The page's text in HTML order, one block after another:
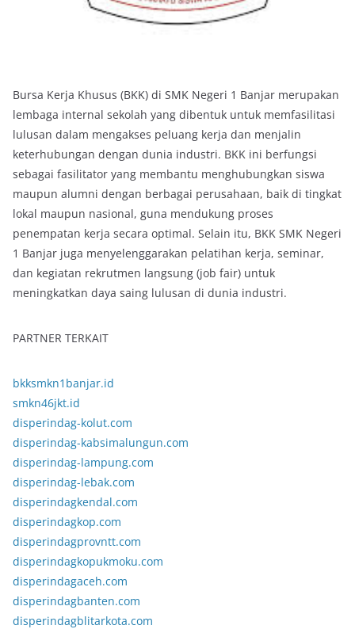
Bursa Kerja Khusus (BKK) di SMK Negeri 1 Banjar merupakan
lembaga internal sekolah yang dibentuk untuk memfasilitasi
lulusan dalam mengakses peluang kerja dan menjalin
keterhubungan dengan dunia industri. BKK ini berfungsi
sebagai fasilitator yang membantu menghubungkan siswa
maupun alumni dengan berbagai perusahaan, baik di tingkat
lokal maupun nasional, guna mendukung proses
penempatan kerja secara optimal. Selain itu, BKK SMK Negeri
1 Banjar juga menyelenggarakan pelatihan kerja, seminar,
dan kegiatan rekrutmen langsung (job fair) untuk
meningkatkan daya saing lulusan di dunia industri.
PARTNER TERKAIT
bkksmkn1banjar.id
smkn46jkt.id
disperindag-kolut.com
disperindag-kabsimalungun.com
disperindag-lampung.com
disperindag-lebak.com
disperindagkendal.com
disperindagkop.com
disperindagprovntt.com
disperindagkopukmoku.com
disperindagaceh.com
disperindagbanten.com
disperindagblitarkota.com